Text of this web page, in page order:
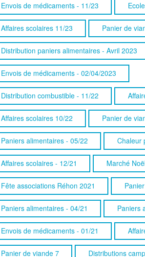
Envois de médicaments - 11/23
Affaires scolaires 11/23 Panier de
Distribution paniers alimentaires - Avril 2023
Envois de médicaments - 02/04/2023
Distribution combustible - 11/22
Affaires scolaires 10/22 Panier de
Paniers alimentaires - 05/22 Chaleur
Affaires scolaires - 12/21 Marché
Fête associations Réhon 2021
Paniers alimentaires - 04/21 Paniers
Envois de médicaments - 01/21
Panier de viande 7 Distributions